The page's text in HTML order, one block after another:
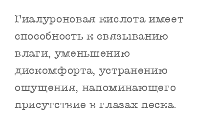
Гиалуроновая кислота имеет
способность к связыванию
влаги, уменьшению
дискомфорта, устранению
ощущения, напоминающего
присутствие в глазах песка.